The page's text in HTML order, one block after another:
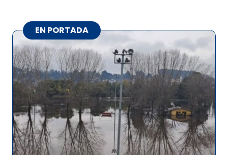
EN PORTADA